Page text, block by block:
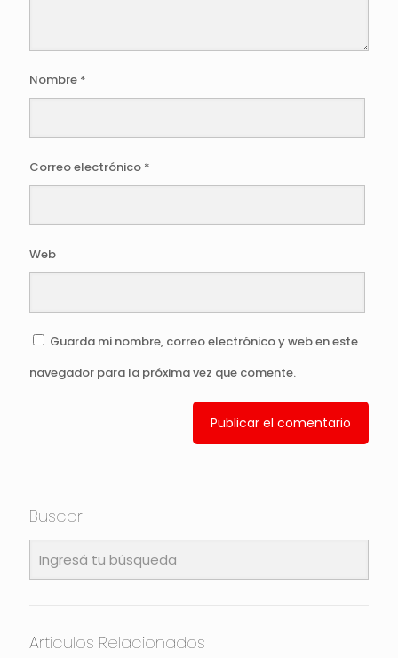
Nombre *
Correo electrónico *
Web
Guarda mi nombre, correo electrónico y web en este
navegador para la próxima vez que comente.
Buscar
Artículos Relacionados